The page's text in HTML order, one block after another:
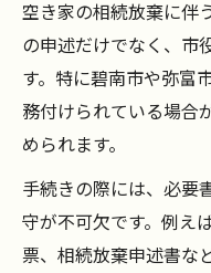
空き家の相続放棄に伴
の申述だけでなく、市
す。特に碧南市や弥富
務付けられている場合
められます。
手続きの際には、必要
守が不可欠です。例え
票、相続放棄申述書な